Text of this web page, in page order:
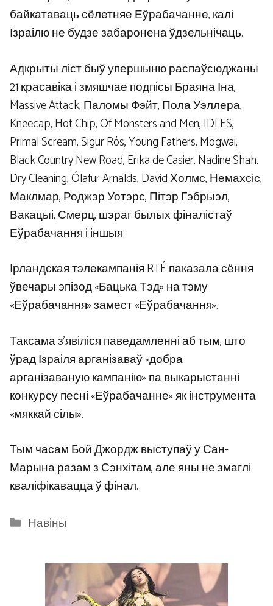
байкатаваць сёлетняе Еўрабачанне, калі
Ізраілю не будзе забаронена ўдзельнічаць.
Адкрыты ліст быў упершыню распаўсюджаны
21 красавіка і змяшчае подпісы Браяна Іна,
Massive Attack, Паломы Фэйт, Пола Уэллера,
Kneecap, Hot Chip, Of Monsters and Men, IDLES,
Primal Scream, Sigur Rós, Young Fathers, Mogwai,
Black Country New Road, Erika de Casier, Nadine Shah,
Dry Cleaning, Ólafur Arnalds, David Холмс, Немахсіс,
Маклмар, Роджэр Уотэрс, Пітэр Гэбрыэл,
Вакацыі, Смерц, шэраг былых фіналістаў
Еўрабачання і іншыя.
Ірландская тэлекампанія RTÉ паказала сёння
ўвечары эпізод «Бацька Тэд» на тэму
«Еўрабачання» замест «Еўрабачання».
Таксама з’явіліся паведамленні аб тым, што
ўрад Ізраіля арганізаваў «добра
арганізаваную кампанію» па выкарыстанні
конкурсу песні «Еўрабачанне» як інструмента
«мяккай сілы».
Тым часам Бой Джордж выступаў у Сан-
Марына разам з Сэнхітам, але яны не змаглі
кваліфікавацца ў фінал.
Categories
Навіны